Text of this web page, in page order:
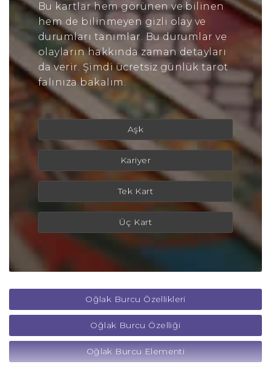
Bu kartlar hem görünen ve bilinen
hem de bilinmeyen gizli olay ve
durumları tanımlar. Bu durumlar ve
olayların hakkında zaman detayları
da verir. Şimdi ücretsiz günlük tarot
falınıza bakalım.
Aşk
Kariyer
Tek Kart
Üç Kart
Oğlak Burcu Özellikleri
Oğlak Burcu Özelliği
Oğlak Burcu Elementi